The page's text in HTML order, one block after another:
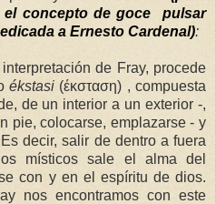
el concepto de goce pulsar
a Ernesto Cardenal):
de Fray, procede
ékstasi (έκσταση) , compuesta
de un interior a un exterior -,
pie, colocarse, emplazarse - y
decir, salir de dentro a fuera
místicos sale el alma del
con y en el espíritu de dios.
nos encontramos con este